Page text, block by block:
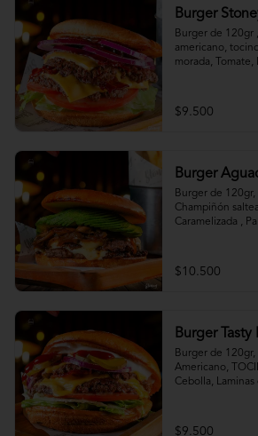
Burger
Burger de 120gr
americano,
morada,
$9.500
Burger
Burger de 120gr,
Champiñón
Caramelizada ,
$10.500
Burger Tasty
Burger de
Americano,
Cebolla,
$9.500